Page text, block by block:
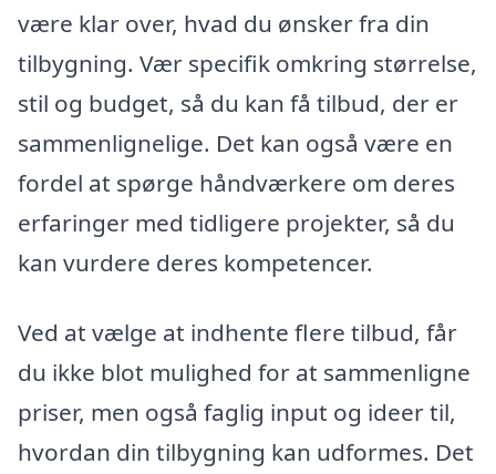
være klar over, hvad du ønsker fra din
tilbygning. Vær specifik omkring størrelse,
stil og budget, så du kan få tilbud, der er
sammenlignelige. Det kan også være en
fordel at spørge håndværkere om deres
erfaringer med tidligere projekter, så du
kan vurdere deres kompetencer.
Ved at vælge at indhente flere tilbud, får
du ikke blot mulighed for at sammenligne
priser, men også faglig input og ideer til,
hvordan din tilbygning kan udformes. Det